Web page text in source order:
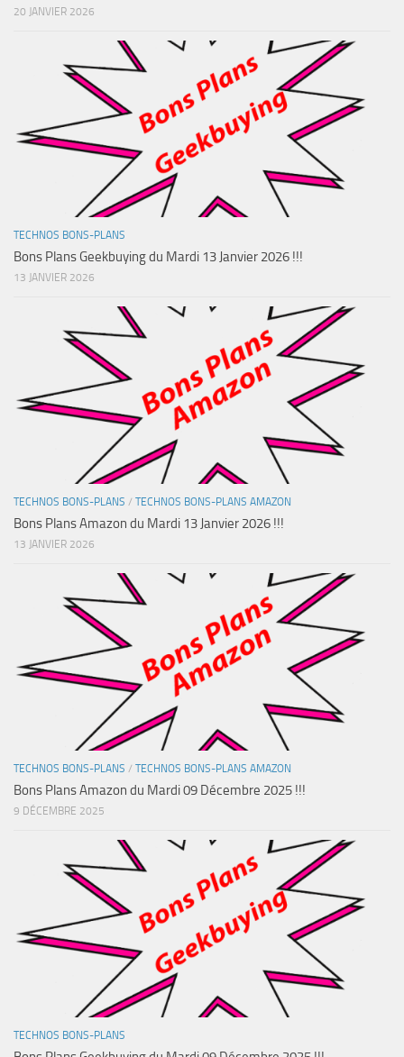
20 JANVIER 2026
TECHNOS BONS-PLANS
Bons Plans Geekbuying du Mardi 13 Janvier 2026 !!!
13 JANVIER 2026
TECHNOS BONS-PLANS / TECHNOS BONS-PLANS AMAZON
Bons Plans Amazon du Mardi 13 Janvier 2026 !!!
13 JANVIER 2026
TECHNOS BONS-PLANS / TECHNOS BONS-PLANS AMAZON
Bons Plans Amazon du Mardi 09 Décembre 2025 !!!
9 DÉCEMBRE 2025
TECHNOS BONS-PLANS